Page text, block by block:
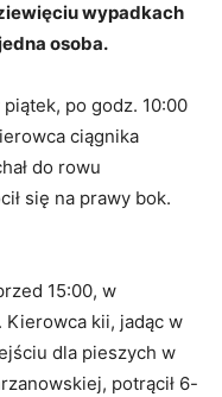
wypadkach
osoba.
po godz. 10:00
ciągnika
do rowu
się na prawy bok.
15:00, w
kii, jadąc w
dla pieszych w
potrącił 6-